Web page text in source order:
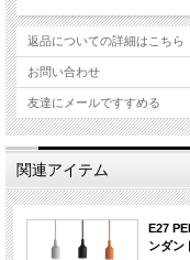
返品についての詳細はこちら
お問い合わせ
友達にメールですすめる
関連アイテム
E27
ンダン